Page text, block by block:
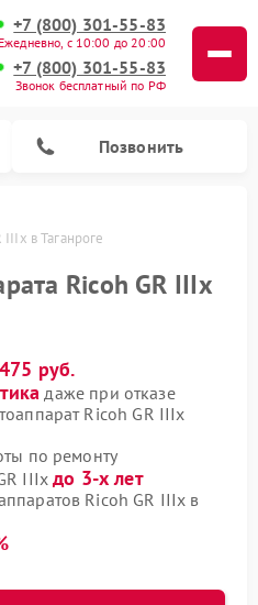
+7 (800) 301-55-83
Ежедневно, с 10:00 до 20:00
+7 (800) 301-55-83
Звонок бесплатный по РФ
Позвонить
в Таганроге
Ricoh GR IIIx
руб.
даже при отказе
Ricoh GR IIIx
по ремонту
IIIxдо 3-х лет
Ricoh GR IIIx в